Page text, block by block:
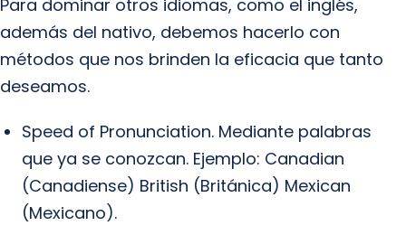
Para dominar otros idiomas, como el inglés,
además del nativo, debemos hacerlo con
métodos que nos brinden la eficacia que tanto
deseamos.
Speed of Pronunciation. Mediante palabras
que ya se conozcan. Ejemplo: Canadian
(Canadiense) British (Británica) Mexican
(Mexicano).